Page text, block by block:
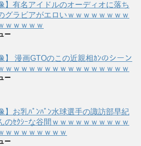
】有名アイドルのオーディオに落ち
グラビアがエロいｗｗｗｗｗｗｗｗ
ｗｗｗｗｗ
ー
】 漫画GTOのこの近親相ｶﾝのシーン
ｗｗｗｗｗｗｗｗｗｗｗｗｗｗｗｗ
ー
】お乳ﾊﾟﾝﾊﾟﾝ水球選手の諏訪部早紀
のｾｸｼｰな谷間ｗｗｗｗｗｗｗｗｗｗ
ｗｗｗｗｗｗｗｗ
ー